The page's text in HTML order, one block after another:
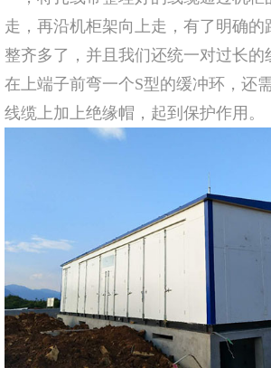
走，再沿机柜架向上走，有了明确的
整齐多了，并且我们还统一对过长的
在上端子前弯一个S型的缓冲环，还
线缆上加上绝缘帽，起到保护作用。